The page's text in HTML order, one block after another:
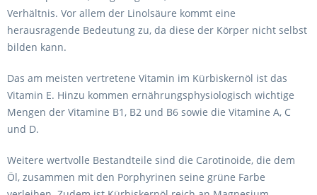
Verhältnis. Vor allem der Linolsäure kommt eine
herausragende Bedeutung zu, da diese der Körper nicht selbst
bilden kann.
Das am meisten vertretene Vitamin im Kürbiskernöl ist das
Vitamin E. Hinzu kommen ernährungsphysiologisch wichtige
Mengen der Vitamine B1, B2 und B6 sowie die Vitamine A, C
und D.
Weitere wertvolle Bestandteile sind die Carotinoide, die dem
Öl, zusammen mit den Porphyrinen seine grüne Farbe